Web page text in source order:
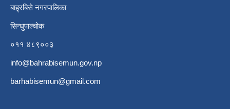
बाह्रबिसे नगरपालिका
सिन्धुपाल्चोक
०११ ४८९००३
info@bahrabisemun.gov.np
barhabisemun@gmail.com